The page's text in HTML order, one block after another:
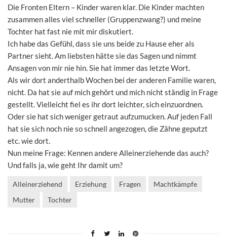
Die Fronten Eltern – Kinder waren klar. Die Kinder machten
zusammen alles viel schneller (Gruppenzwang?) und meine
Tochter hat fast nie mit mir diskutiert.
Ich habe das Gefühl, dass sie uns beide zu Hause eher als
Partner sieht. Am liebsten hätte sie das Sagen und nimmt
Ansagen von mir nie hin. Sie hat immer das letzte Wort.
Als wir dort anderthalb Wochen bei der anderen Familie waren,
nicht. Da hat sie auf mich gehört und mich nicht ständig in Frage
gestellt. Vielleicht fiel es ihr dort leichter, sich einzuordnen.
Oder sie hat sich weniger getraut aufzumucken. Auf jeden Fall
hat sie sich noch nie so schnell angezogen, die Zähne geputzt
etc. wie dort.
Nun meine Frage: Kennen andere Alleinerziehende das auch?
Und falls ja, wie geht Ihr damit um?
Alleinerziehend Erziehung Fragen
Machtkämpfe
Mutter
Tochter